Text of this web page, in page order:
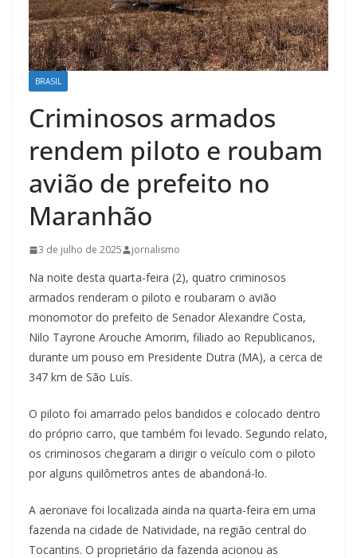
BRASIL
Criminosos armados
rendem piloto e roubam
avião de prefeito no
Maranhão
3 de julho de 2025 jornalismo
Na noite desta quarta-feira (2), quatro criminosos
armados renderam o piloto e roubaram o avião
monomotor do prefeito de Senador Alexandre Costa,
Nilo Tayrone Arouche Amorim, filiado ao Republicanos,
durante um pouso em Presidente Dutra (MA), a cerca de
347 km de São Luís.
O piloto foi amarrado pelos bandidos e colocado dentro
do próprio carro, que também foi levado. Segundo relato,
os criminosos chegaram a dirigir o veículo com o piloto
por alguns quilômetros antes de abandoná-lo.
A aeronave foi localizada ainda na quarta-feira em uma
fazenda na cidade de Natividade, na região central do
Tocantins. O proprietário da fazenda acionou as